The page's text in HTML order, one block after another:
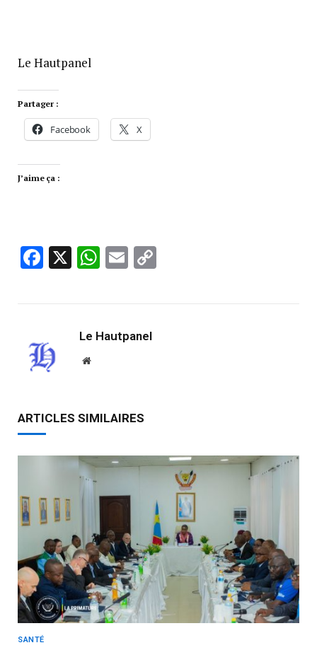
Le Hautpanel
Partager :
Facebook X
J’aime ça :
Facebook
X WhatsApp
Email
Le Hautpanel
Website
ARTICLES SIMILAIRES
SANTÉ